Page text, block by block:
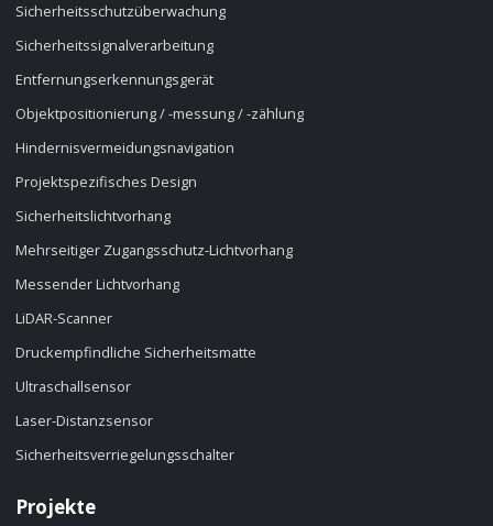
Sicherheitsschutzüberwachung
Sicherheitssignalverarbeitung
Entfernungserkennungsgerät
Objektpositionierung / -messung / -zählung
Hindernisvermeidungsnavigation
Projektspezifisches Design
Sicherheitslichtvorhang
Mehrseitiger Zugangsschutz-Lichtvorhang
Messender Lichtvorhang
LiDAR-Scanner
Druckempfindliche Sicherheitsmatte
Ultraschallsensor
Laser-Distanzsensor
Sicherheitsverriegelungsschalter
Projekte